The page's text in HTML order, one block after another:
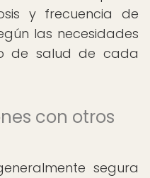
y frecuencia de
las necesidades
de salud de cada
con otros
segura